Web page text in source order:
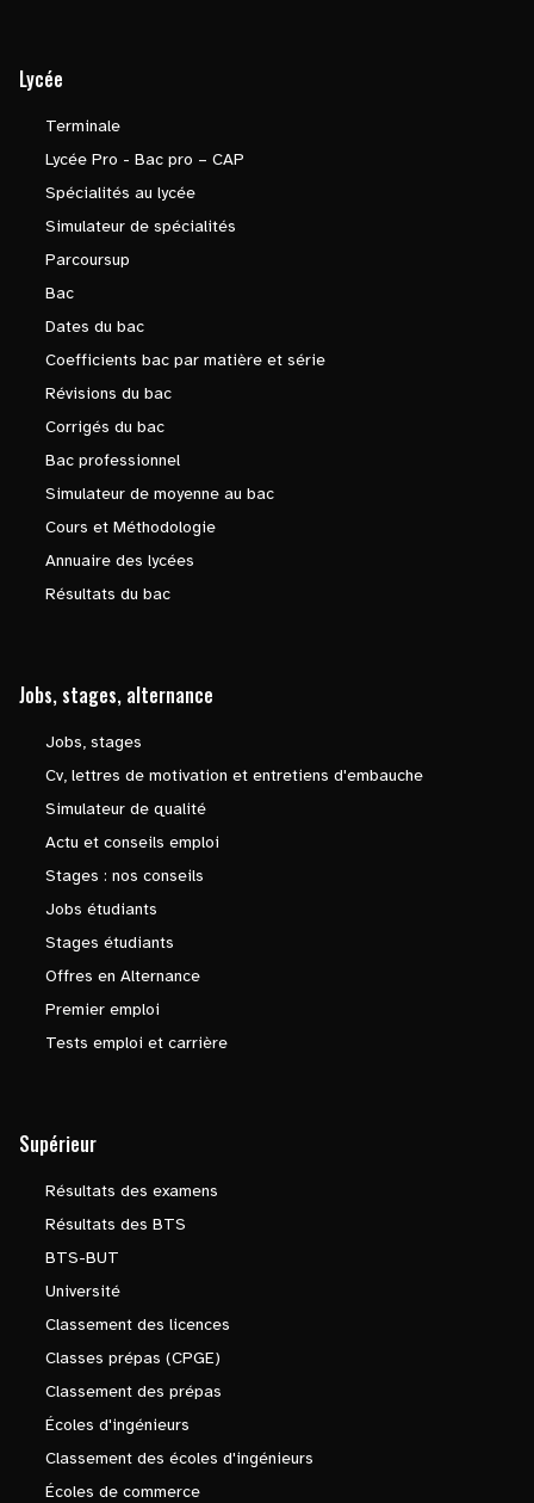
Lycée
Terminale
Lycée Pro - Bac pro – CAP
Spécialités au lycée
Simulateur de spécialités
Parcoursup
Bac
Dates du bac
Coefficients bac par matière et série
Révisions du bac
Corrigés du bac
Bac professionnel
Simulateur de moyenne au bac
Cours et Méthodologie
Annuaire des lycées
Résultats du bac
Jobs, stages, alternance
Jobs, stages
Cv, lettres de motivation et entretiens d'embauche
Simulateur de qualité
Actu et conseils emploi
Stages : nos conseils
Jobs étudiants
Stages étudiants
Offres en Alternance
Premier emploi
Tests emploi et carrière
Supérieur
Résultats des examens
Résultats des BTS
BTS-BUT
Université
Classement des licences
Classes prépas (CPGE)
Classement des prépas
Écoles d'ingénieurs
Classement des écoles d'ingénieurs
Écoles de commerce